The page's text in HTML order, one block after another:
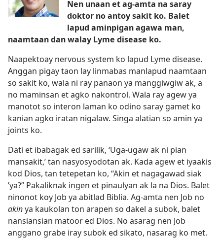
Nen unaan et ag-amta na saray
doktor no antoy sakit ko. Balet
lapud aminpigan agawa man,
naamtaan dan walay Lyme disease ko.
Naapektoay nervous system ko lapud Lyme disease.
Anggan pigay taon lay linmabas manlapud naamtaan
so sakit ko, wala ni ray panaon ya manggiwgiw ak, a
no maminsan et agko nakontrol. Wala ray agew ya
manotot so interon laman ko odino saray gamet ko
kanian agko iratan nigalaw. Singa alatian so amin ya
joints ko.
Dati et ibabagak ed sarilik, ‘Uga-ugaw ak ni pian
mansakit,’ tan nasyosyodotan ak. Kada agew et iyaakis
kod Dios, tan tetepetan ko, “Akin et nagagawad siak
’ya?” Pakaliknak ingen et pinaulyan ak la na Dios. Balet
ninonot koy Job ya abitlad Biblia. Ag-amta nen Job no
akinya kaukolan ton arapen so dakel a subok, balet
nansiansian matoor ed Dios. No asarag nen Job
anggano grabe iray subok ed sikato, nasarag ko met.